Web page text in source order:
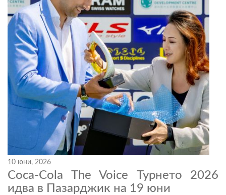
10 юни, 2026
Coca-Cola The Voice Турнето 2026
идва в Пазарджик на 19 юни